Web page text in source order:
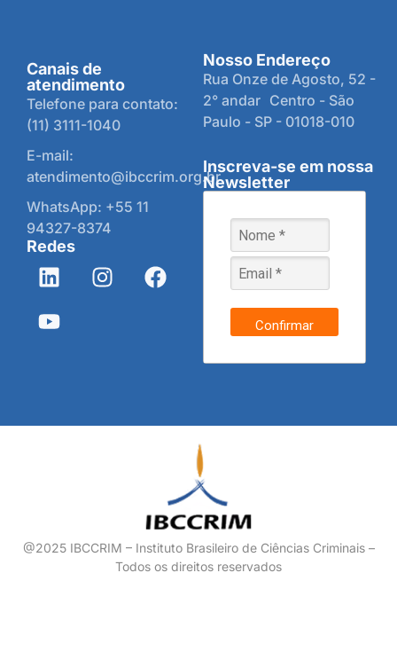
Canais de
atendimento
Telefone para contato:
(11) 3111-1040
E-mail:
atendimento@ibccrim.org.br
WhatsApp: +55 11
94327-8374
Redes
Nosso Endereço
Rua Onze de Agosto, 52 -
2° andar Centro - São
Paulo - SP - 01018-010
Inscreva-se em nossa
Newsletter
Confirmar
@2025 IBCCRIM – Instituto Brasileiro de Ciências Criminais –
Todos os direitos reservados